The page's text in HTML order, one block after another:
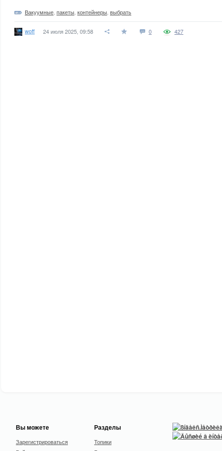
Вакуумные пакеты контейнеры выбрать
woff 24 июля 2025, 09:58 0 427
Вы можете
Зарегистрироваться
Разделы
Топики